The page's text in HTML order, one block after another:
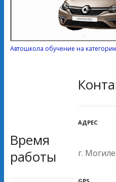
Автошкола обучение на
Время
работы
АДРЕС
г.